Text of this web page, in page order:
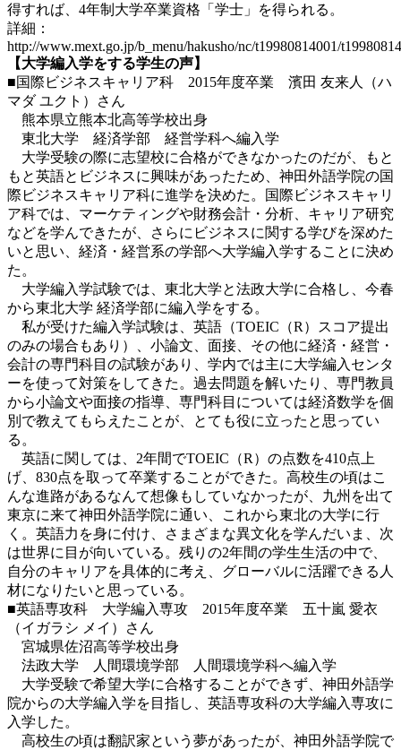
得すれば、4年制大学卒業資格「学士」を得られる。
詳細：
http://www.mext.go.jp/b_menu/hakusho/nc/t19980814001/
【大学編入学をする学生の声】
■国際ビジネスキャリア科 2015年度卒業 濱田 友来人（ハ
マダ ユクト）さん
熊本県立熊本北高等学校出身
東北大学 経済学部 経営学科へ編入学
大学受験の際に志望校に合格ができなかったのだが、もと
もと英語とビジネスに興味があったため、神田外語学院の国
際ビジネスキャリア科に進学を決めた。国際ビジネスキャリ
ア科では、マーケティングや財務会計・分析、キャリア研究
などを学んできたが、さらにビジネスに関する学びを深めた
いと思い、経済・経営系の学部へ大学編入学することに決め
た。
大学編入学試験では、東北大学と法政大学に合格し、今春
から東北大学 経済学部に編入学をする。
私が受けた編入学試験は、英語（TOEIC（R）スコア提出
のみの場合もあり）、小論文、面接、その他に経済・経営・
会計の専門科目の試験があり、学内では主に大学編入センタ
ーを使って対策をしてきた。過去問題を解いたり、専門教員
から小論文や面接の指導、専門科目については経済数学を個
別で教えてもらえたことが、とても役に立ったと思ってい
る。
英語に関しては、2年間でTOEIC（R）の点数を410点上
げ、830点を取って卒業することができた。高校生の頃はこ
んな進路があるなんて想像もしていなかったが、九州を出て
東京に来て神田外語学院に通い、これから東北の大学に行
く。英語力を身に付け、さまざまな異文化を学んだいま、次
は世界に目が向いている。残りの2年間の学生生活の中で、
自分のキャリアを具体的に考え、グローバルに活躍できる人
材になりたいと思っている。
■英語専攻科 大学編入専攻 2015年度卒業 五十嵐 愛衣
（イガラシ メイ）さん
宮城県佐沼高等学校出身
法政大学 人間環境学部 人間環境学科へ編入学
大学受験で希望大学に合格することができず、神田外語学
院からの大学編入学を目指し、英語専攻科の大学編入専攻に
入学した。
高校生の頃は翻訳家という夢があったが、神田外語学院で